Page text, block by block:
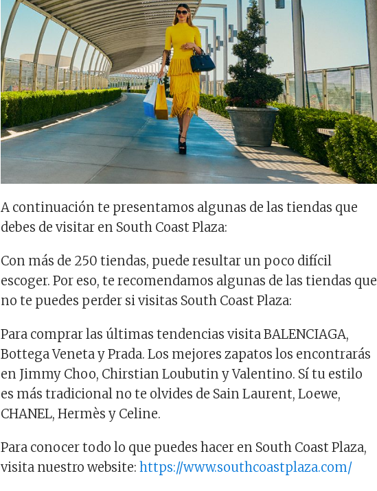
A continuación te presentamos algunas de las tiendas que
debes de visitar en South Coast Plaza:
Con más de 250 tiendas, puede resultar un poco difícil
escoger. Por eso, te recomendamos algunas de las tiendas que
no te puedes perder si visitas South Coast Plaza:
Para comprar las últimas tendencias visita BALENCIAGA,
Bottega Veneta y Prada. Los mejores zapatos los encontrarás
en Jimmy Choo, Chirstian Loubutin y Valentino. Sí tu estilo
es más tradicional no te olvides de Sain Laurent, Loewe,
CHANEL, Hermès y Celine.
Para conocer todo lo que puedes hacer en South Coast Plaza,
visita nuestro website:https://www.southcoastplaza.com/